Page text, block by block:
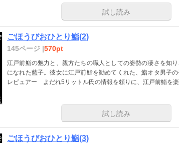
試し読み
ごほうびおひとり鮨(2)
145ページ |570pt
江戸前鮨の魅力と、親方たちの職人としての姿勢の凄さを知
になれた藍子。彼女に江戸前鮨を勧めてくれた、鮨オタ男子
レビュアー よだれ5リットル氏の情報を頼りに、江戸前鮨を
試し読み
ごほうびおひとり鮨(3)